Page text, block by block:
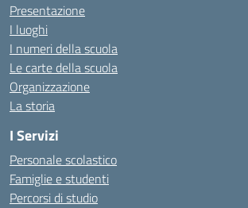
Presentazione
I luoghi
I numeri della scuola
Le carte della scuola
Organizzazione
La storia
I Servizi
Personale scolastico
Famiglie e studenti
Percorsi di studio